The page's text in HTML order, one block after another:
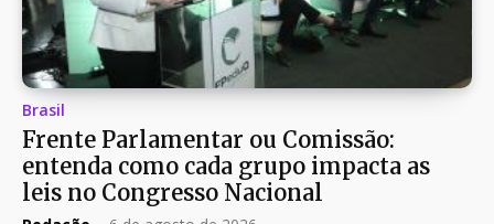
Brasil
Frente Parlamentar ou Comissão:
entenda como cada grupo impacta as
leis no Congresso Nacional